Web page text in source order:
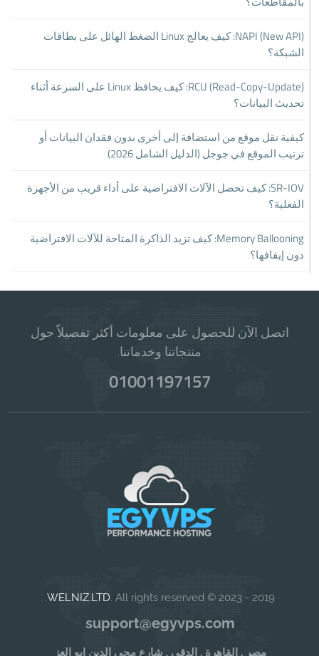
NAPI (New API): كيف يعالج Linux الضغط الهائل على بطاقات
الشبكة؟
RCU (Read-Copy-Update): كيف يحافظ Linux على السرعة أثناء
تحديث البيانات؟
كيفية نقل موقع من استضافة إلى أخرى بدون فقدان البيانات أو
ترتيب الموقع في جوجل (الدليل الشامل 2026)
SR-IOV: كيف تحصل الآلات الافتراضية على أداء قريب من الأجهزة
الفعلية؟
Memory Ballooning: كيف تزيد الذاكرة المتاحة للآلات الافتراضية
دون إيقافها؟
اتصل الآن للحصول على معلومات أكثر تفصيلاً حول
منتجاتنا وخدماتنا.
01001197157
2019 - 2023 ©
WELNIZ.LTD. All rights reserved.
support@egyvps.com
مصر , القاهرة , الدقى , شارع محى الدين ابو العز